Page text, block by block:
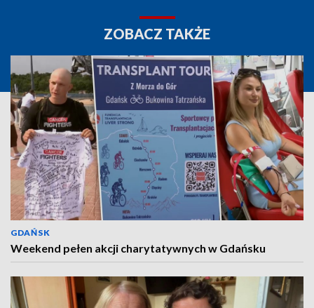
ZOBACZ TAKŻE
GDAŃSK
Weekend pełen akcji charytatywnych w Gdańsku